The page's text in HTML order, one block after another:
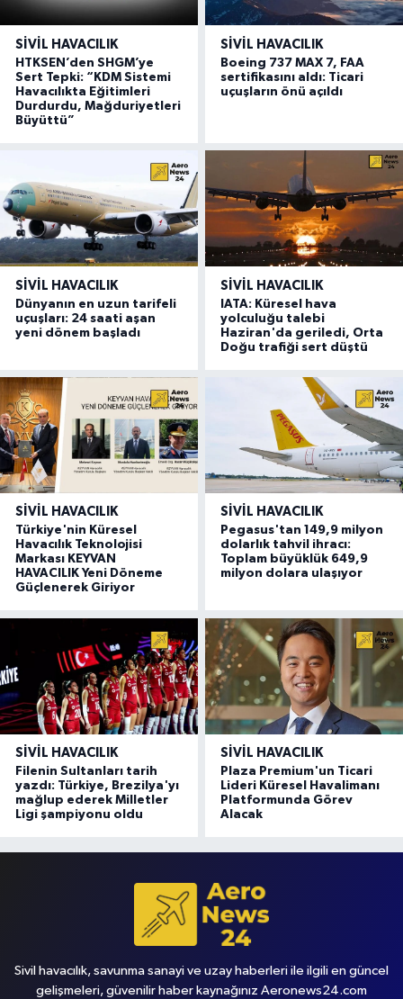
SIVIL HAVACILIK
HTKSEN’den SHGM’ye
Sert Tepki: “KDM Sistemi
Havacılıkta Eğitimleri
Durdurdu, Mağduriyetleri
Büyüttü”
SIVIL HAVACILIK
Boeing 737 MAX 7, FAA
sertifikasını aldı: Ticari
uçuşların önü açıldı
SIVIL HAVACILIK
Dünyanın en uzun tarifeli
uçuşları: 24 saati aşan
yeni dönem başladı
SIVIL HAVACILIK
IATA: Küresel hava
yolculuğu talebi
Haziran'da geriledi, Orta
Doğu trafiği sert düştü
SIVIL HAVACILIK
Türkiye'nin Küresel
Havacılık Teknolojisi
Markası KEYVAN
HAVACILIK Yeni Döneme
Güçlenerek Giriyor
SIVIL HAVACILIK
Pegasus'tan 149,9 milyon
dolarlık tahvil ihracı:
Toplam büyüklük 649,9
milyon dolara ulaşıyor
SIVIL HAVACILIK
Filenin Sultanları tarih
yazdı: Türkiye, Brezilya'yı
mağlup ederek Milletler
Ligi şampiyonu oldu
SIVIL HAVACILIK
Plaza Premium'un Ticari
Lideri Küresel Havalimanı
Platformunda Görev
Alacak
Sivil havacılık, savunma sanayi ve uzay haberleri ile ilgili en güncel
gelişmeleri, güvenilir haber kaynağınız Aeronews24.com